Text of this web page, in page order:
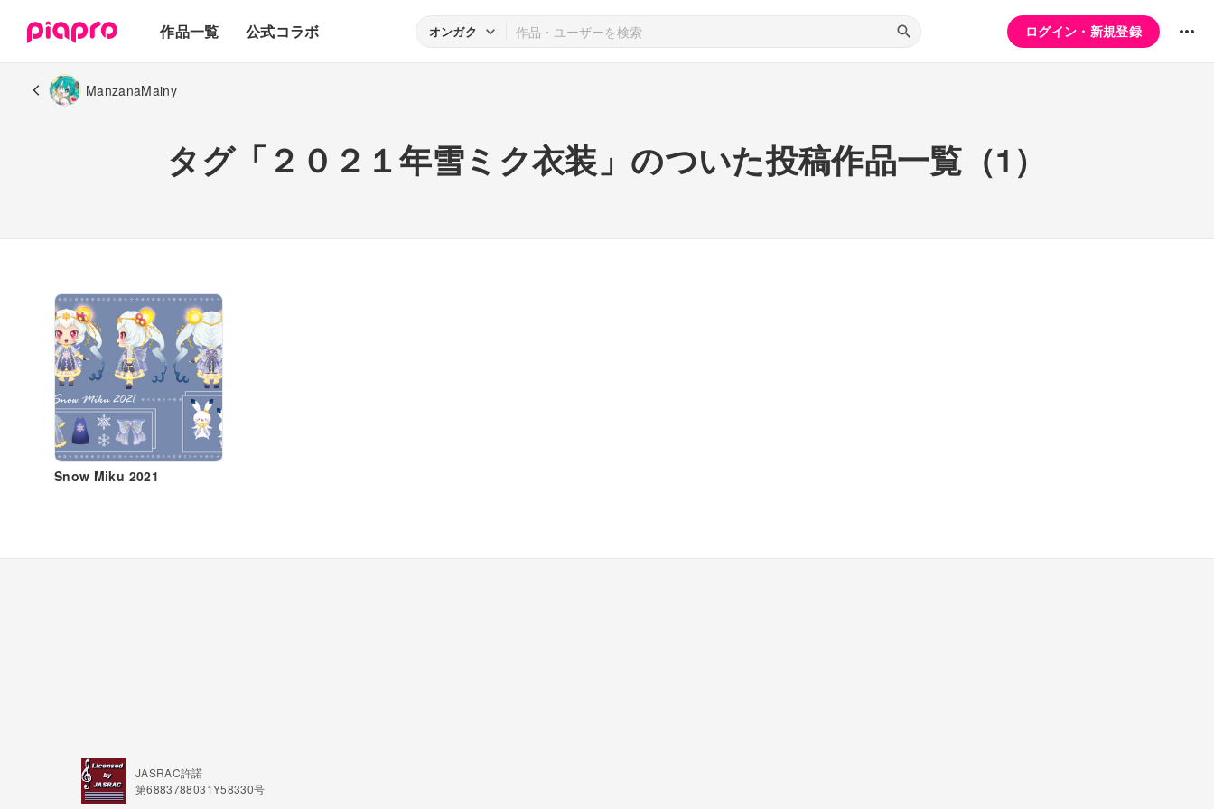
作品一覧
3Dモデル
公式コラボ オンガク ログイン・新規登録
ManzanaMainy
タグ「２０２１年雪ミク衣装」のついた投稿作品一覧（1）
Snow Miku 2021
JASRAC許諾
第6883788031Y58330号